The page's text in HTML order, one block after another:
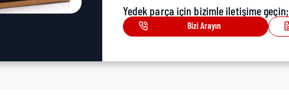
Yedek parça için bizimle iletişime geçin;
Bizi Arayın